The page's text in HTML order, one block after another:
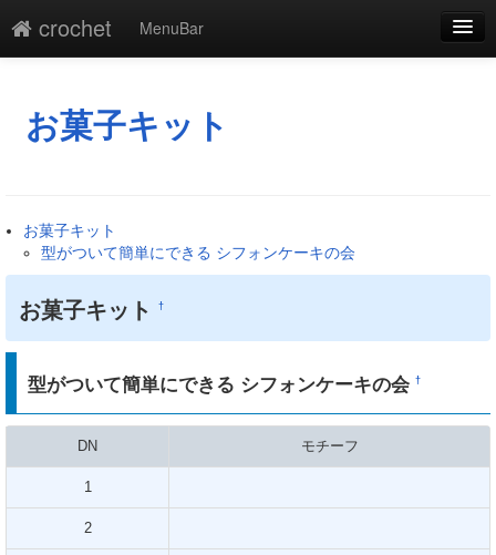
crochet
MenuBar
添付
最終更新
一覧
単語検索
お菓子キット
お菓子キット
型がついて簡単にできる シフォンケーキの会
お菓子キット†
型がついて簡単にできる シフォンケーキの会†
DN モチーフ
1
2